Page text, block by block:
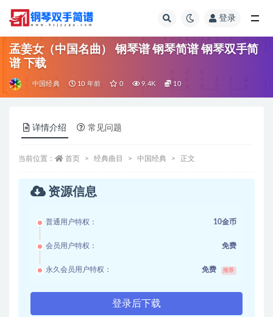
登录
孟姜女（中国名曲） 钢琴谱 钢琴简谱 钢琴双手简
谱 下载
中国经典 10 年前 0 9.4K 10
详情介绍 常见问题
当前位置： 首页 经典曲目 中国经典 正文
资源信息
普通用户特权： 10金币
会员用户特权： 免费
永久会员用户特权： 免费 推荐
登录后下载